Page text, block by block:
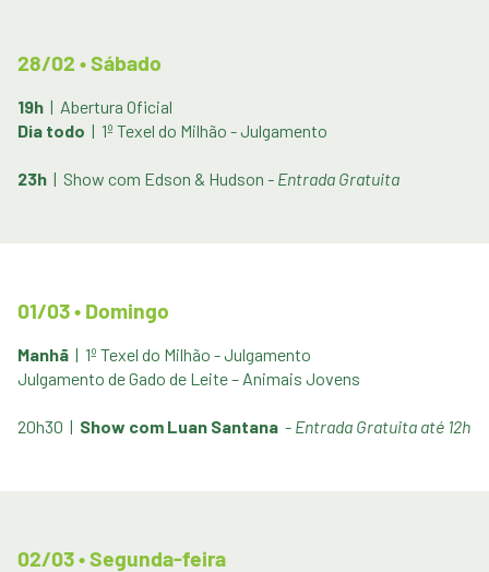
28/02 • Sábado
19h | Abertura Oficial
Dia todo | 1º Texel do Milhão - Julgamento
23h | Show com Edson & Hudson - Entrada Gratuita
01/03 • Domingo
Manhã | 1º Texel do Milhão - Julgamento
Julgamento de Gado de Leite – Animais Jovens
20h30 | Show com Luan Santana - Entrada Gratuita até 12h
02/03 • Segunda-feira